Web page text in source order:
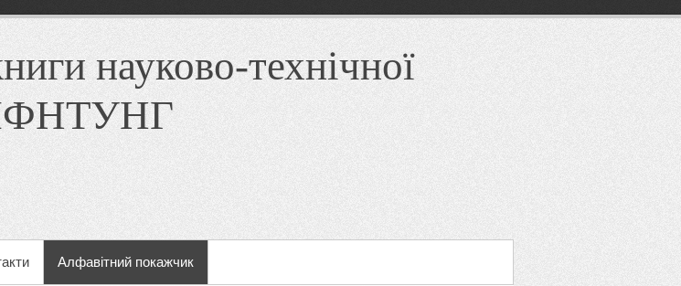
науково-технічної
ІФНТУНГ
Алфавітний покажчик